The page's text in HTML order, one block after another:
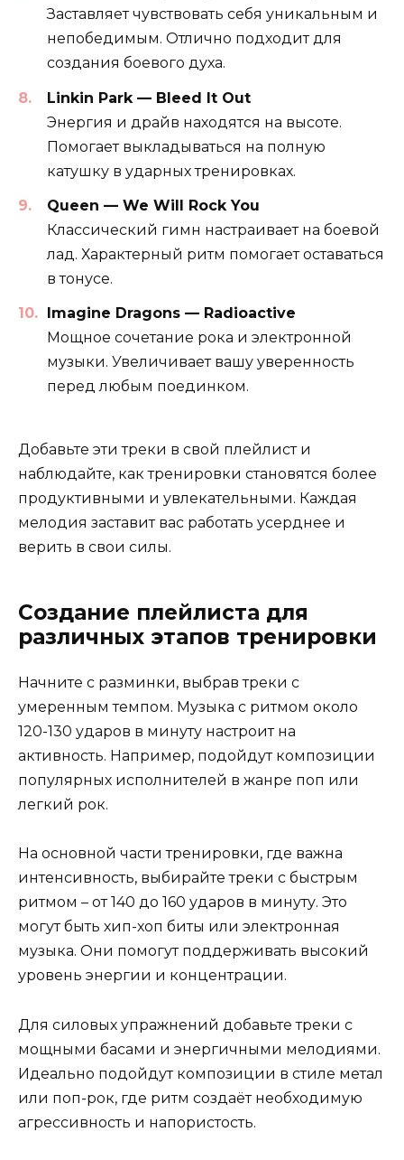
Заставляет чувствовать себя уникальным и
непобедимым. Отлично подходит для
создания боевого духа.
Linkin Park — Bleed It Out
Энергия и драйв находятся на высоте.
Помогает выкладываться на полную
катушку в ударных тренировках.
Queen — We Will Rock You
Классический гимн настраивает на боевой
лад. Характерный ритм помогает оставаться
в тонусе.
Imagine Dragons — Radioactive
Мощное сочетание рока и электронной
музыки. Увеличивает вашу уверенность
перед любым поединком.
Добавьте эти треки в свой плейлист и
наблюдайте, как тренировки становятся более
продуктивными и увлекательными. Каждая
мелодия заставит вас работать усерднее и
верить в свои силы.
Создание плейлиста для
различных этапов тренировки
Начните с разминки, выбрав треки с
умеренным темпом. Музыка с ритмом около
120-130 ударов в минуту настроит на
активность. Например, подойдут композиции
популярных исполнителей в жанре поп или
легкий рок.
На основной части тренировки, где важна
интенсивность, выбирайте треки с быстрым
ритмом – от 140 до 160 ударов в минуту. Это
могут быть хип-хоп биты или электронная
музыка. Они помогут поддерживать высокий
уровень энергии и концентрации.
Для силовых упражнений добавьте треки с
мощными басами и энергичными мелодиями.
Идеально подойдут композиции в стиле метал
или поп-рок, где ритм создаёт необходимую
агрессивность и напористость.